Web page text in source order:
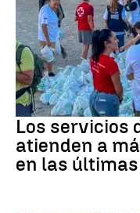
Crisis migratoria
Los servicios
atienden a
en las